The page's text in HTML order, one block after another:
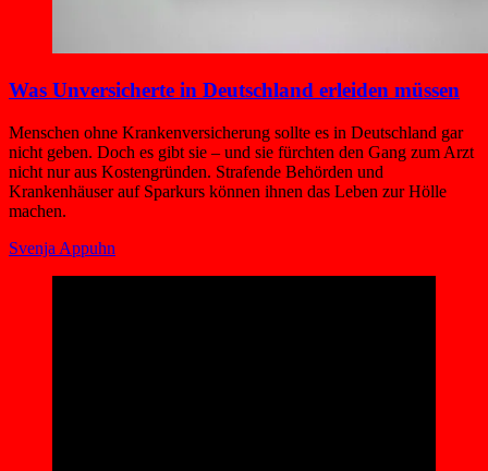
Was Unversicherte in Deutschland erleiden müssen
Menschen ohne Krankenversicherung sollte es in Deutschland gar
nicht geben. Doch es gibt sie – und sie fürchten den Gang zum Arzt
nicht nur aus Kostengründen. Strafende Behörden und
Krankenhäuser auf Sparkurs können ihnen das Leben zur Hölle
machen.
Svenja Appuhn